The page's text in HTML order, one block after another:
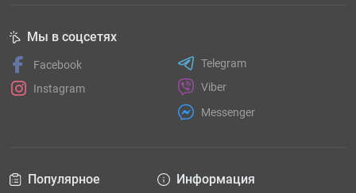
Популярное Информация
Мы в соцсетях
Facebook
Instagram
Telegram
Viber
Messenger